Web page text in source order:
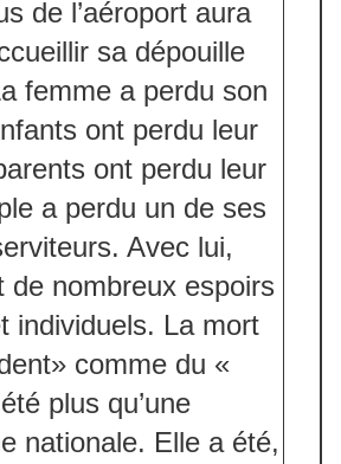
de l’aéroport aura
sa dépouille
femme a perdu son
ont perdu leur
ont perdu leur
a perdu un de ses
Avec lui,
de nombreux espoirs
individuels. La mort
comme du «
plus qu’une
nationale. Elle a été,